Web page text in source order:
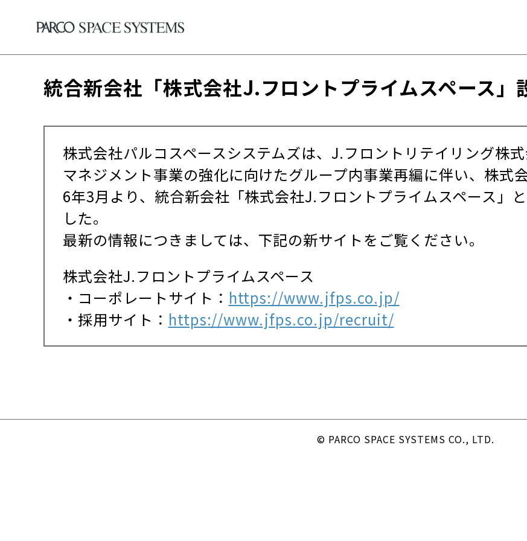
統合新会社「株式会社J.フロントプライムスペース」
株式会社パルコスペースシステムズは、J.フロントリテイリング株
マネジメント事業の強化に向けたグループ内事業再編に伴い、株式
6年3月より、統合新会社「株式会社J.フロントプライムスペース」
した。
最新の情報につきましては、下記の新サイトをご覧ください。
株式会社J.フロントプライムスペース
・コーポレートサイト： https://www.jfps.co.jp/
・採用サイト： https://www.jfps.co.jp/recruit/
© PARCO SPACE SYSTEMS CO., LTD.